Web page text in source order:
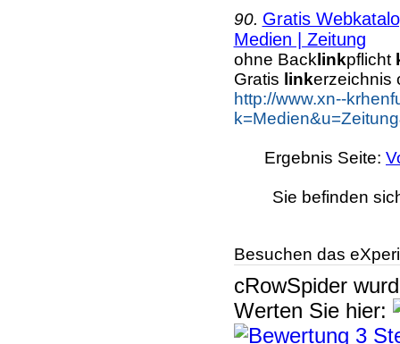
90. Gratis
Medien | Zeitung
ohne Back linkpflicht
Gratis linkerzeichnis
http://www.xn--
Ergebnis Seite:
Sie befinden
Besuchen das
cRowSpider
Werten Sie hier: